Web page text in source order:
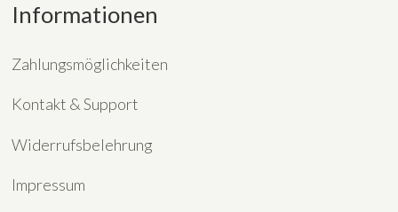
Informationen
Zahlungsmöglichkeiten
Kontakt & Support
Widerrufsbelehrung
Impressum